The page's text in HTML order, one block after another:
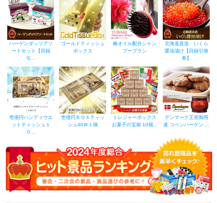
ハーゲンダッツアソ
ートセット【目録
引...
ゴールドティッシュ
ボックス
椿オイル配合シャン
プーブラシ
北海道直送 いくら
醤油漬け【目録引換
券】
壱億円ハンディウエ
ットティッシュ１
０...
壱億円ＢＯＸティッ
シュ40Ｗ１個
トレジャーボックス
お菓子の宝箱 10個...
デンマーク王室御用
達 コペンハーゲン ...